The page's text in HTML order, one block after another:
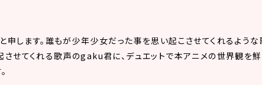
します。誰もが少年少女だった事を思い起こさせてくれるよう
させてくれる歌声のgaku君に、デュエットで本アニメの世界観を